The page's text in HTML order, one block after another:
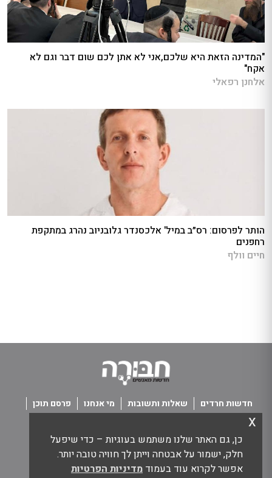
כן, גם האתר שלנו משתמש בעוגיות – כדי שיפעל
חלק, ישמור על אבטחה וייתן לך חוויה טובה יותר.
אפשר לקרוא עוד בעמוד מדיניות הפרטיות
x
"המדינה הזאת היא שלכם,אני לא אתן לכם שום דבר וגם לא
אקח"
אלחנן רפאלי
הותר לפרסום: רס״ב במיל' אלכסנדר גלובניוב נהרג במתקפת
רחפנים
חיים וולף
חדשות חרדים שאלות ותשובות מי אנחנו
פרסם תוכן
כל הזכויות שמורות חבורה - חדשות מאנשים